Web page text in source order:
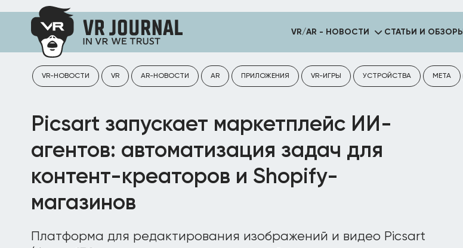
VR/AR - НОВОСТИ СТАТЬИ И ОБЗОРЫ
VR-НОВОСТИ VR AR-НОВОСТИ AR ПРИЛОЖЕНИЯ VR-ИГРЫ УСТРОЙСТВА META
Picsart запускает маркетплейс ИИ-
агентов: автоматизация задач для
контент-креаторов и Shopify-
магазинов
Платформа для редактирования изображений и видео Picsart